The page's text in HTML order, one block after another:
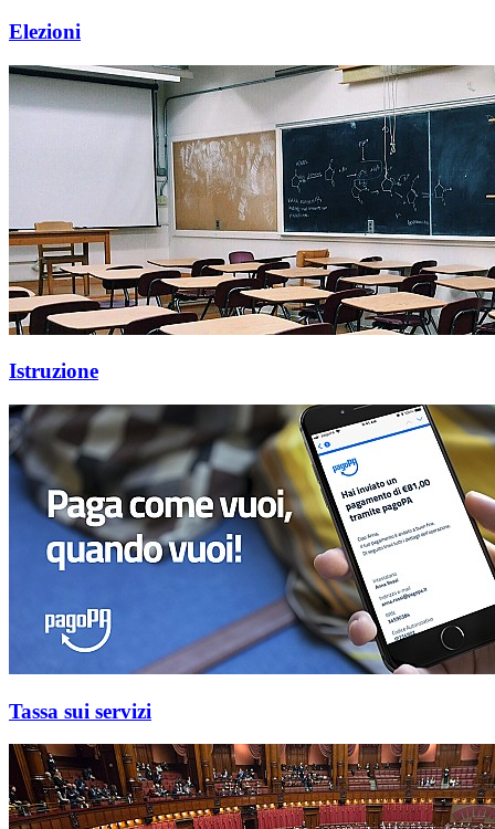
Elezioni
Istruzione
Tassa sui servizi